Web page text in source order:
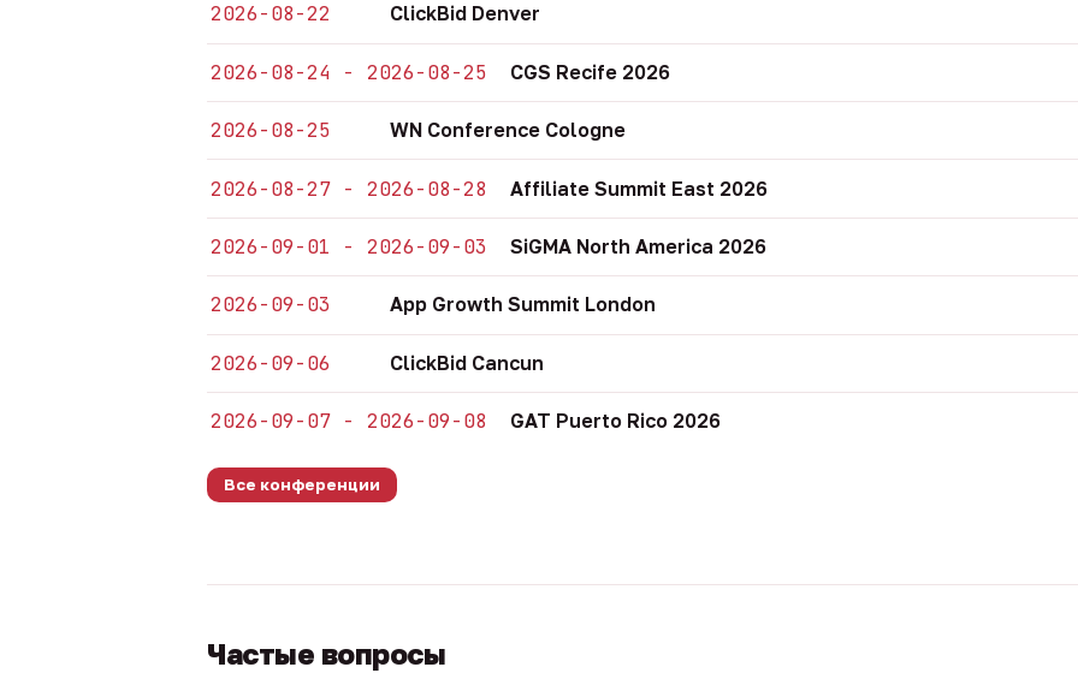
2026-08-22 ClickBid Denver
2026-08-24 - 2026-08-25 CGS Recife 2026
2026-08-25 WN Conference Cologne
2026-08-27 - 2026-08-28 Affiliate Summit East 2026
2026-09-01 - 2026-09-03 SiGMA North America 2026
2026-09-03 App Growth Summit London
2026-09-06 ClickBid Cancun
2026-09-07 - 2026-09-08 GAT Puerto Rico 2026
Все конференции
Частые вопросы